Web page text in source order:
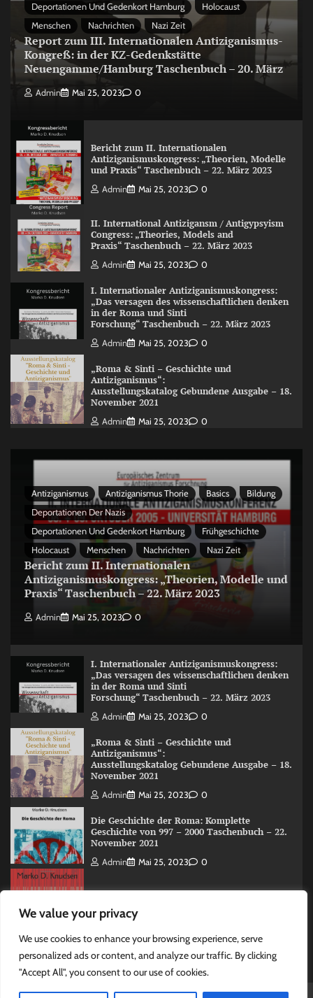
We value your privacy
We use cookies to enhance your browsing experience, serve
personalized ads or content, and analyze our traffic. By clicking
"Accept All", you consent to our use of cookies.
Deportationen Und Gedenkort Hamburg
Holocaust
Menschen
Nachrichten Nazi Zeit
Report zum III. Internationalen Antiziganismus-
Kongreß: in der KZ-Gedenkstätte
Neuengamme/Hamburg Taschenbuch – 20. März
Admin Mai 25, 2023 0
Bericht zum II. Internationalen
Antiziganismuskongress: „Theorien, Modelle
und Praxis“ Taschenbuch – 22. März 2023
Admin Mai 25, 2023 0
II. International Antizigansm / Antigypsyism
Congress: „Theories, Models and
Praxis“ Taschenbuch – 22. März 2023
Admin Mai 25, 2023 0
I. Internationaler Antiziganismuskongress:
„Das versagen des wissenschaftlichen denken
in der Roma und Sinti
Forschung“ Taschenbuch – 22. März 2023
Admin Mai 25, 2023 0
„Roma & Sinti – Geschichte und
Antiziganismus“:
Ausstellungskatalog Gebundene Ausgabe – 18.
November 2021
Admin Mai 25, 2023 0
Antiziganismus Antiziganismus Thorie Basics
Bildung
Deportationen Der Nazis
Deportationen Und Gedenkort Hamburg
Frühgeschichte
Holocaust
Menschen Nachrichten Nazi Zeit
Bericht zum II. Internationalen
Antiziganismuskongress: „Theorien, Modelle und
Praxis“ Taschenbuch – 22. März 2023
Admin Mai 25, 2023 0
I. Internationaler Antiziganismuskongress:
„Das versagen des wissenschaftlichen denken
in der Roma und Sinti
Forschung“ Taschenbuch – 22. März 2023
Admin Mai 25, 2023 0
„Roma & Sinti – Geschichte und
Antiziganismus“:
Ausstellungskatalog Gebundene Ausgabe – 18.
November 2021
Admin Mai 25, 2023 0
Die Geschichte der Roma: Komplette
Geschichte von 997 – 2000 Taschenbuch – 22.
November 2021
Admin Mai 25, 2023 0
The Roma (Romani) History: A Overview 997
-2000 Taschenbuch – 15. Juni 2020
Admin Mai 25, 2023 0